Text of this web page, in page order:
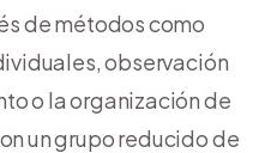
de métodos como
observación
o la organización de
un grupo reducido de